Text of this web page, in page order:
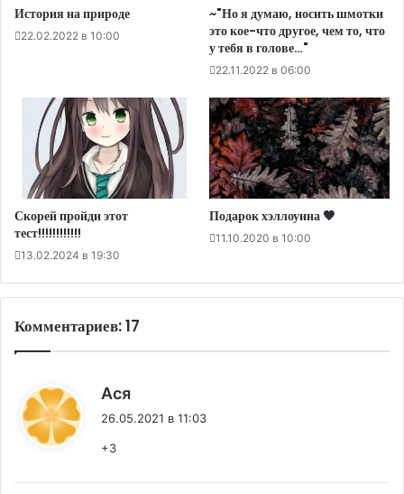
История на природе
22.02.2022 в 10:00
~"Но я думаю, носить шмотки
это кое-что другое, чем то, что
у тебя в голове…"
22.11.2022 в 06:00
Скорей пройди этот
тест!!!!!!!!!!!!
13.02.2024 в 19:30
Подарок хэллоуина 🖤
11.10.2020 в 10:00
Комментариев: 17
Ася
26.05.2021 в 11:03
+3